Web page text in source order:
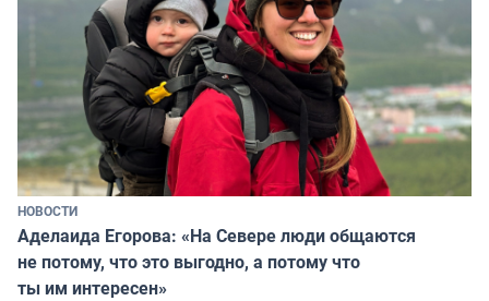
НОВОСТИ
Аделаида Егорова: «На Севере люди общаются
не потому, что это выгодно, а потому что
ты им интересен»